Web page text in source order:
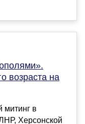
возраста на
митинг в
Херсонской